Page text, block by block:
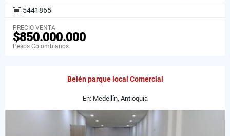
5441865
PRECIO VENTA
$850.000.000
Pesos Colombianos
Belén parque local Comercial
En: Medellín, Antioquia